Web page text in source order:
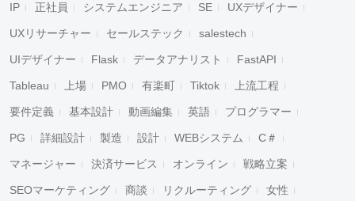
IP 正社員 システムエンジニア SE UXデザイナー
UXリサーチャー セールステック salestech
UIデザイナー Flask データアナリスト FastAPI
Tableau 上場 PMO 有楽町 Tiktok 上流工程
要件定義 基本設計 動画編集 英語 プログラマー
PG 詳細設計 製造 設計 WEBシステム C＃
マネージャー 決済サービス オンライン 戦略立案
SEOマーケティング 商談 リクルーティング 女性